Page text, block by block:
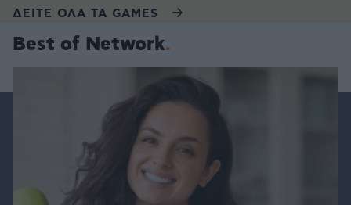
ΔΕΙΤΕ ΟΛΑ ΤΑ GAMES
Best of Network